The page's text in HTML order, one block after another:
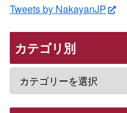
Tweets by NakayanJP
カテゴリ別